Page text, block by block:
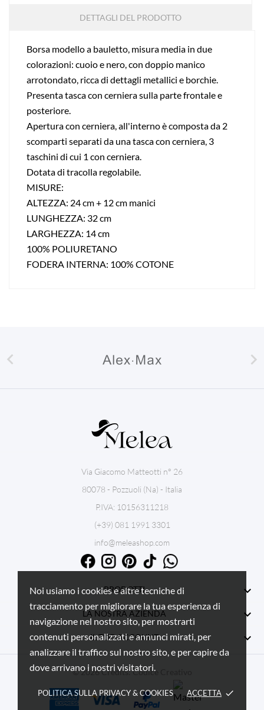
Noi usiamo i cookies e altre tecniche di
tracciamento per migliorare la tua esperienza di
navigazione nel nostro sito, per mostrarti
contenuti personalizzati e annunci mirati, per
analizzare il traffico sul nostro sito, e per capire da
dove arrivano i nostri visitatori.
POLITICA SULLA PRIVACY & COOKIES ACCETTA done
DETTAGLI DEL PRODOTTO
Borsa modello a bauletto, misura media in due
colorazioni: cuoio e nero, con doppio manico
arrotondato, ricca di dettagli metallici e borchie.
Presenta tasca con cerniera sulla parte frontale e
posteriore.
Apertura con cerniera, all'interno è composta da 2
scomparti separati da una tasca con cerniera, 3
taschini di cui 1 con cerniera.
Dotata di tracolla regolabile.
MISURE:
ALTEZZA: 24 cm + 12 cm manici
LUNGHEZZA: 32 cm
LARGHEZZA: 14 cm
100% POLIURETANO
FODERA INTERNA: 100% COTONE
 
Via Giacomo Matteotti n° 26
80078 - Pozzuoli (Na) - Italia
P.IVA: 10156311218
(+39) 081 1991 3301
info@meleashop.com
PRODOTTI 
LA NOSTRA AZIENDA 
IL TUO ACCOUNT 
© 2026 Credits:Codice Creativo